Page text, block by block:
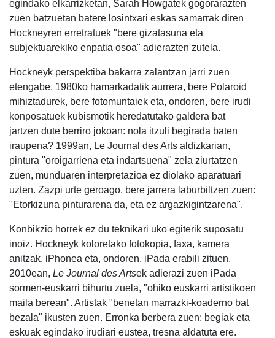
egindako elkarrizketan, Sarah Howgatek gogorarazten
zuen batzuetan batere losintxari eskas samarrak diren
Hockneyren erretratuek "bere gizatasuna eta
subjektuarekiko enpatia osoa" adierazten zutela.
Hockneyk perspektiba bakarra zalantzan jarri zuen
etengabe. 1980ko hamarkadatik aurrera, bere Polaroid
mihiztadurek, bere fotomuntaiek eta, ondoren, bere irudi
konposatuek kubismotik heredatutako galdera bat
jartzen dute berriro jokoan: nola itzuli begirada baten
iraupena? 1999an, Le Journal des Arts aldizkarian,
pintura "oroigarriena eta indartsuena" zela ziurtatzen
zuen, munduaren interpretazioa ez diolako aparatuari
uzten. Zazpi urte geroago, bere jarrera laburbiltzen zuen:
"Etorkizuna pinturarena da, eta ez argazkigintzarena".
Konbikzio horrek ez du teknikari uko egiterik suposatu
inoiz. Hockneyk koloretako fotokopia, faxa, kamera
anitzak, iPhonea eta, ondoren, iPada erabili zituen.
2010ean, Le Journal des Artsek adierazi zuen iPada
sormen-euskarri bihurtu zuela, "ohiko euskarri artistikoen
maila berean". Artistak "benetan marrazki-koaderno bat
bezala" ikusten zuen. Erronka berbera zuen: begiak eta
eskuak egindako irudiari eustea, tresna aldatuta ere.